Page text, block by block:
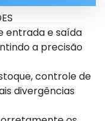
entrada e saída
a precisão
controle de
divergências